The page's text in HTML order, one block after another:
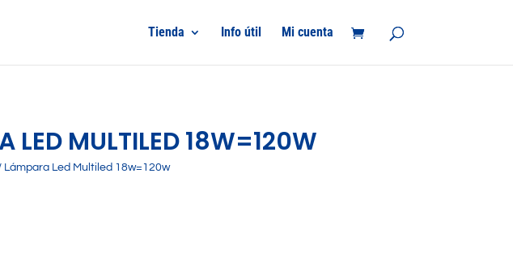
Tienda Info útil Mi cuenta
LED MULTILED 18W=120W
Lámpara Led Multiled 18w=120w